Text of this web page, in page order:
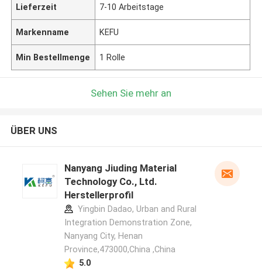
Lieferzeit 7-10 Arbeitstage
Markenname KEFU
Min Bestellmenge 1 Rolle
Sehen Sie mehr an
ÜBER UNS
Nanyang Jiuding Material
Technology Co., Ltd.
Herstellerprofil
Yingbin Dadao, Urban and Rural
Integration Demonstration Zone,
Nanyang City, Henan
Province,473000,China ,China
5.0